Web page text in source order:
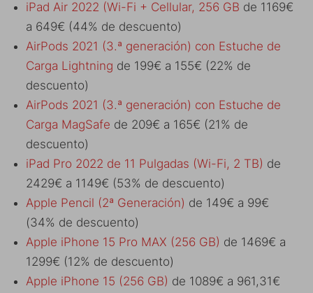
iPad Air 2022 (Wi-Fi + Cellular, 256 GB de 1169€
a 649€ (44% de descuento)
AirPods 2021 (3.ª generación) con Estuche de
Carga Lightning de 199€ a 155€ (22% de
descuento)
AirPods 2021 (3.ª generación) con Estuche de
Carga MagSafe de 209€ a 165€ (21% de
descuento)
iPad Pro 2022 de 11 Pulgadas (Wi-Fi, 2 TB) de
2429€ a 1149€ (53% de descuento)
Apple Pencil (2ª Generación) de 149€ a 99€
(34% de descuento)
Apple iPhone 15 Pro MAX (256 GB) de 1469€ a
1299€ (12% de descuento)
Apple iPhone 15 (256 GB) de 1089€ a 961,31€